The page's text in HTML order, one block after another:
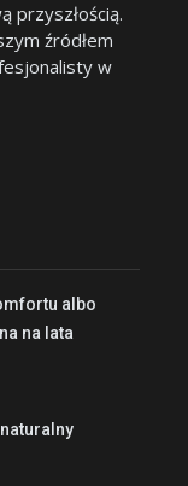
przyszłością.
źródłem
w
albo
na lata